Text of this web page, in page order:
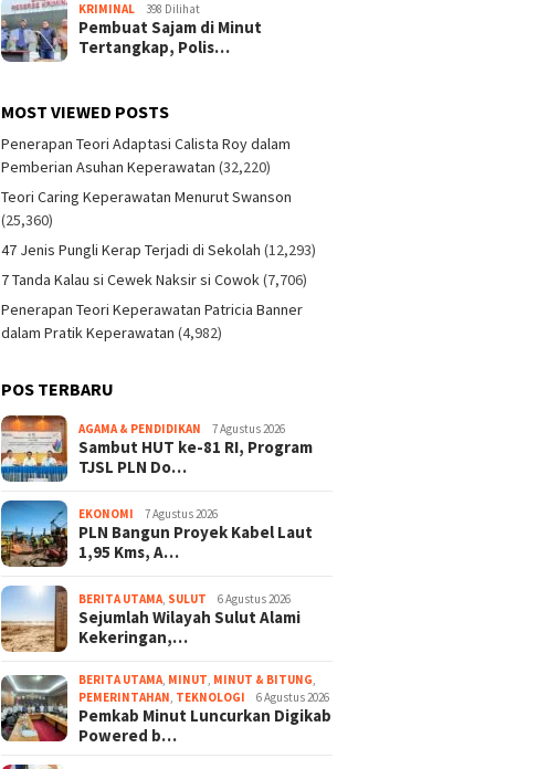
KRIMINAL 398 Dilihat
Pembuat Sajam di Minut
Tertangkap, Polis…
MOST VIEWED POSTS
Penerapan Teori Adaptasi Calista Roy dalam
Pemberian Asuhan Keperawatan (32,220)
Teori Caring Keperawatan Menurut Swanson
(25,360)
47 Jenis Pungli Kerap Terjadi di Sekolah (12,293)
7 Tanda Kalau si Cewek Naksir si Cowok(7,706)
Penerapan Teori Keperawatan Patricia Banner
dalam Pratik Keperawatan (4,982)
POS TERBARU
AGAMA & PENDIDIKAN 7 Agustus 2026
Sambut HUT ke-81 RI, Program
TJSL PLN Do…
EKONOMI 7 Agustus 2026
PLN Bangun Proyek Kabel Laut
1,95 Kms, A…
BERITA UTAMA, SULUT 6 Agustus 2026
Sejumlah Wilayah Sulut Alami
Kekeringan,…
BERITA UTAMA, MINUT, MINUT & BITUNG,
PEMERINTAHAN, TEKNOLOGI 6 Agustus 2026
Pemkab Minut Luncurkan Digikab
Powered b…